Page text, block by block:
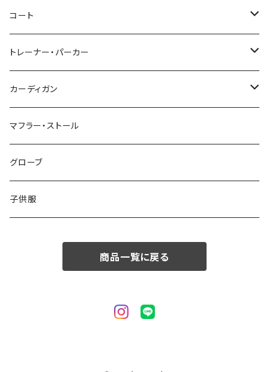
46/M
48/L
50/XL～
～44/S
46/M
48/L
50/XL～
コート
～44/S
46/M
48/L
50/XL～
トレーナー・パーカー
～44/S
46/M
48/L
50/XL～
カーディガン
～44/S
46/M
48/L
マフラー・ストール
グローブ
子供服
商品一覧に戻る